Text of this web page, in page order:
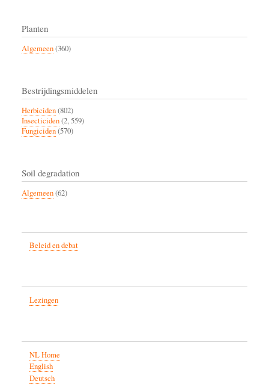
Planten
Algemeen(360)
Bestrijdingsmiddelen
Herbiciden(802)
Insecticiden(2, 559)
Fungiciden(570)
Soil degradation
Algemeen(62)
Beleid en debat
Lezingen
NL Home
English
Deutsch